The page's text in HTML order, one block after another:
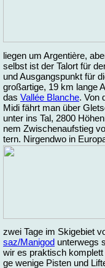
lie­gen um Ar­gen­tiè­re,
selbst ist der Tal­ort für
und Aus­gangs­punkt für
groß­ar­ti­ge, 19 km lan­ge
das Vallée Blan­che. Von
Mi­di fährt man über
un­ter ins Tal, 2800
nem Zwi­schen­auf­stieg
tern. Nir­gend­wo in
zwei Ta­ge im Ski­ge­biet
saz/Ma­ni­god un­ter­wegs
wir es prak­tisch
ge we­ni­ge Pis­ten und